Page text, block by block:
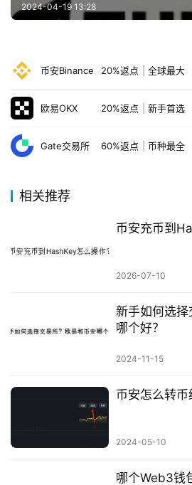
2024-04-19 13:28
币安Binance 20%返点 全球最大
欧易OKX 20%返点 新手首选
Gate交易所 60%返点 币种最全
相关推荐
币安充币到
2026-07-10
新手如何选
哪个好？
2024-11-15
币安怎么转币
2024-05-10
哪个Web3钱